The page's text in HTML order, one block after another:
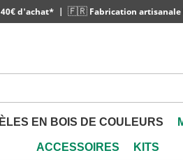
d'achat* | 🇫🇷Fabrication artisanale
EN BOIS DE COULEURS
ACCESSOIRES KITS